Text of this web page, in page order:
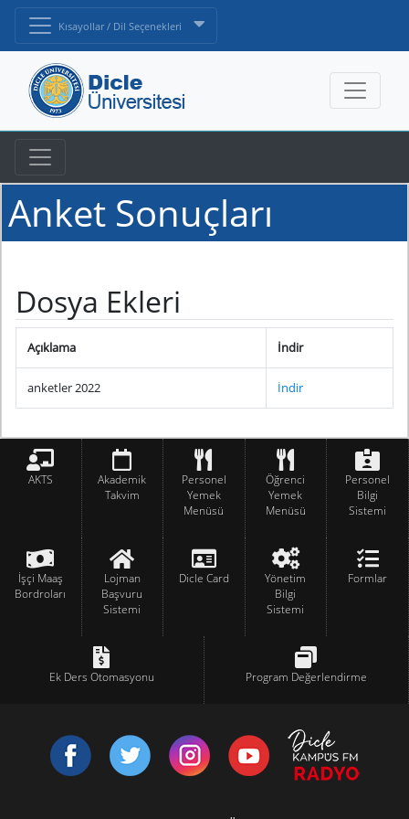
Kısayollar / Dil Seçenekleri
Anket Sonuçları
Dosya Ekleri
Açıklama İndir
anketler 2022 İndir
AKTS
Akademik
Takvim
Personel
Yemek
Menüsü
Öğrenci
Yemek
Menüsü
Personel
Bilgi
Sistemi
İşçi Maaş
Bordroları
Lojman
Başvuru
Sistemi
Dicle Card
Yönetim
Bilgi
Sistemi
Formlar
Ek Ders Otomasyonu Program Değerlendirme